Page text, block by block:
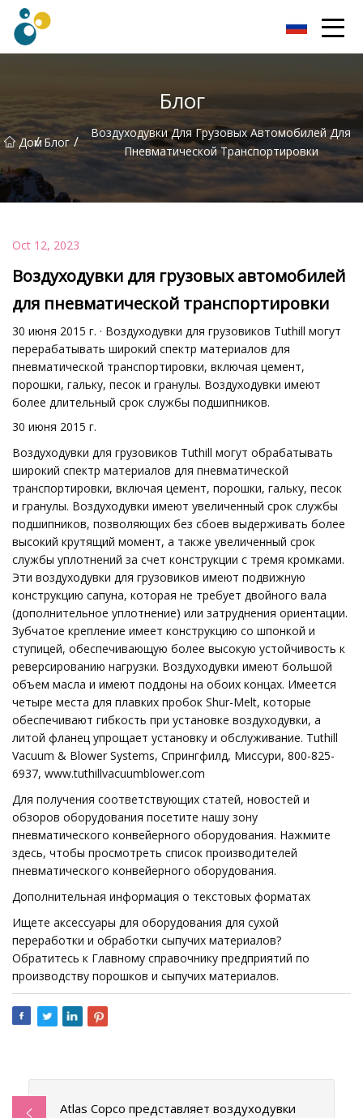
Блог
Дом
/ Блог /
Воздуходувки Для Грузовых Автомобилей Для
Пневматической Транспортировки
Oct 12, 2023
Воздуходувки для грузовых автомобилей
для пневматической транспортировки
30 июня 2015 г. · Воздуходувки для грузовиков Tuthill могут
перерабатывать широкий спектр материалов для
пневматической транспортировки, включая цемент,
порошки, гальку, песок и гранулы. Воздуходувки имеют
более длительный срок службы подшипников.
30 июня 2015 г.
Воздуходувки для грузовиков Tuthill могут обрабатывать
широкий спектр материалов для пневматической
транспортировки, включая цемент, порошки, гальку, песок
и гранулы. Воздуходувки имеют увеличенный срок службы
подшипников, позволяющих без сбоев выдерживать более
высокий крутящий момент, а также увеличенный срок
службы уплотнений за счет конструкции с тремя кромками.
Эти воздуходувки для грузовиков имеют подвижную
конструкцию сапуна, которая не требует двойного вала
(дополнительное уплотнение) или затруднения ориентации.
Зубчатое крепление имеет конструкцию со шпонкой и
ступицей, обеспечивающую более высокую устойчивость к
реверсированию нагрузки. Воздуходувки имеют большой
объем масла и имеют поддоны на обоих концах. Имеется
четыре места для плавких пробок Shur-Melt, которые
обеспечивают гибкость при установке воздуходувки, а
литой фланец упрощает установку и обслуживание. Tuthill
Vacuum & Blower Systems, Спрингфилд, Миссури, 800-825-
6937, www.tuthillvacuumblower.com
Для получения соответствующих статей, новостей и
обзоров оборудования посетите нашу зону
пневматического конвейерного оборудования. Нажмите
здесь, чтобы просмотреть список производителей
пневматического конвейерного оборудования.
Дополнительная информация о текстовых форматах
Ищете аксессуары для оборудования для сухой
переработки и обработки сыпучих материалов?
Обратитесь к Главному справочнику предприятий по
производству порошков и сыпучих материалов.
Atlas Copco представляет воздуходувки